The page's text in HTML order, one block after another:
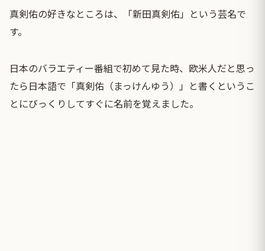
真剣佑の好きなところは、「新田真剣佑」という芸名で
す。
日本のバラエティー番組で初めて見た時、欧米人だと思っ
たら日本語で「真剣佑（まっけんゆう）」と書くというこ
とにびっくりしてすぐに名前を覚えました。